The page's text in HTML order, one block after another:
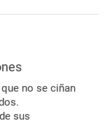
no se ciñan
sus